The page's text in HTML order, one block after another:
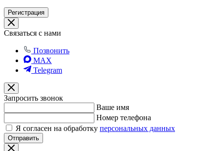
Регистрация
Связаться с нами
Позвонить
MAX
Telegram
Запросить звонок
Ваше имя
Номер телефона
Я согласен на обработку персональных данных
Отправить